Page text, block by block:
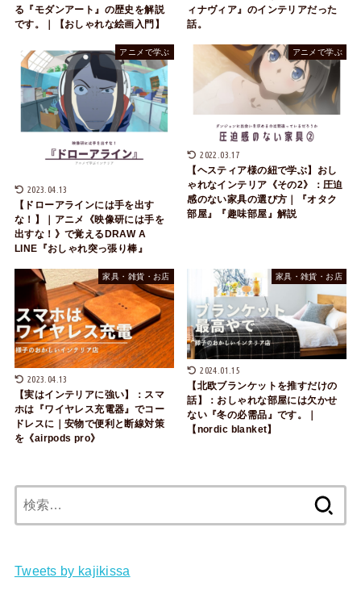
る『モダンアート』の歴史を解説
です。｜【おしゃれな絵画入門】
ィナヴィア』のインテリアだった
話。
アニメで学ぶ
2023.04.13
【ドローアラインには手を出す
な！】｜アニメ《映像研には手を
出すな！》で覚えるDRAW A
LINE『おしゃれ突っ張り棒』
アニメで学ぶ
2022.03.17
【ヘスティア様の紐で学ぶ】おし
ゃれなインテリア《その2》：圧迫
感のない家具の選び方｜『オタク
部屋』『趣味部屋』解説
家具・雑貨・お店
2023.04.13
【実はインテリアに強い】：スマ
ホは『ワイヤレス充電器』でコー
ドレスに｜安物で便利と断線対策
を《airpods pro》
家具・雑貨・お店
2024.01.15
【北欧ブランケットを推すだけの
話】：おしゃれな部屋には欠かせ
ない『冬の必需品』です。｜
【nordic blanket】
索:
Tweets by kajikissa